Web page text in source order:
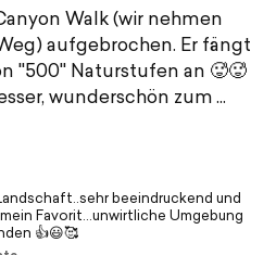
Walk (wir nehmen
aufgebrochen. Er fängt
"500" Naturstufen an 🥵🥵
wunderschön zum
beeindruckend und
Favorit...unwirtliche Umgebung
👍😃🥰